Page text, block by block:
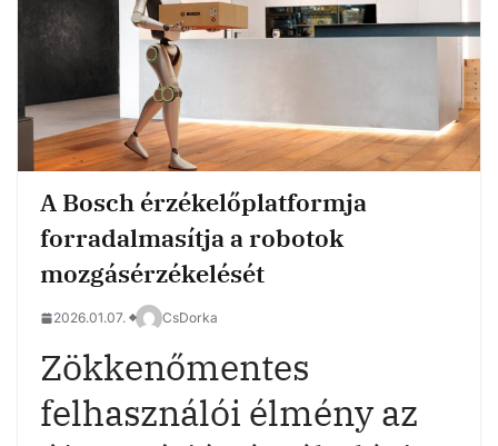
A Bosch érzékelőplatformja
forradalmasítja a robotok
mozgásérzékelését
2026.01.07. CsDorka
Zökkenőmentes
felhasználói élmény az